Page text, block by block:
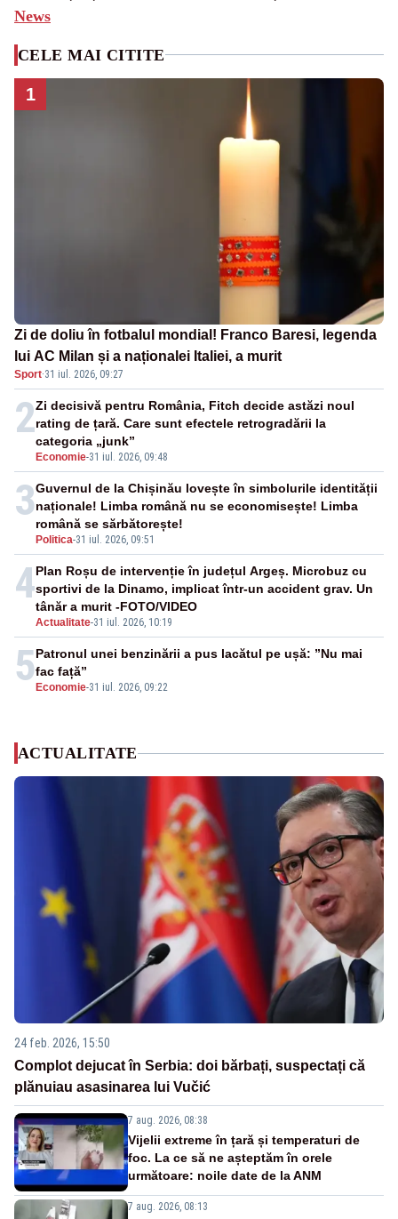
News
CELE MAI CITITE
1
Zi de doliu în fotbalul mondial! Franco Baresi, legenda
lui AC Milan și a naționalei Italiei, a murit
Sport·31 iul. 2026, 09:27
2
Economie-31 iul. 2026, 09:48
Zi decisivă pentru România, Fitch decide astăzi noul
rating de țară. Care sunt efectele retrogradării la
categoria „junk”
3
Politica-31 iul. 2026, 09:51
Guvernul de la Chișinău lovește în simbolurile identității
naționale! Limba română nu se economisește! Limba
română se sărbătorește!
4
Actualitate-31 iul. 2026, 10:19
Plan Roșu de intervenție în județul Argeș. Microbuz cu
sportivi de la Dinamo, implicat într-un accident grav. Un
tânăr a murit -FOTO/VIDEO
5 Economie-31 iul. 2026, 09:22
Patronul unei benzinării a pus lacătul pe ușă: ”Nu mai
fac față”
ACTUALITATE
24 feb. 2026, 15:50
Complot dejucat în Serbia: doi bărbați, suspectați că
plănuiau asasinarea lui Vučić
7 aug. 2026, 08:38
Vijelii extreme în țară și temperaturi de
foc. La ce să ne așteptăm în orele
următoare: noile date de la ANM
7 aug. 2026, 08:13